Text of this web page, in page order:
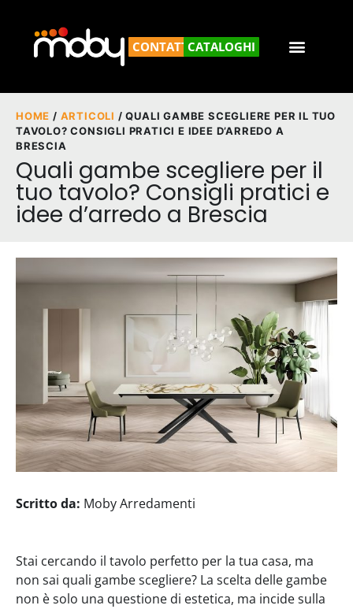
CONTATTACICATALOGHI
HOME / ARTICOLI / QUALI GAMBE SCEGLIERE PER IL TUO
TAVOLO? CONSIGLI PRATICI E IDEE D’ARREDO A
BRESCIA
Quali gambe scegliere per il
tuo tavolo? Consigli pratici e
idee d’arredo a Brescia
Scritto da: Moby Arredamenti
Stai cercando il tavolo perfetto per la tua casa, ma
non sai quali gambe scegliere? La scelta delle gambe
non è solo una questione di estetica, ma incide sulla